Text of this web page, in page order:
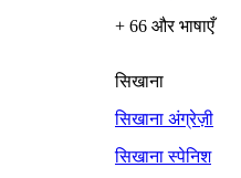
+ 66 और भाषाएँ
सिखाना
सिखाना अंग्रेज़ी
सिखाना स्पेनिश